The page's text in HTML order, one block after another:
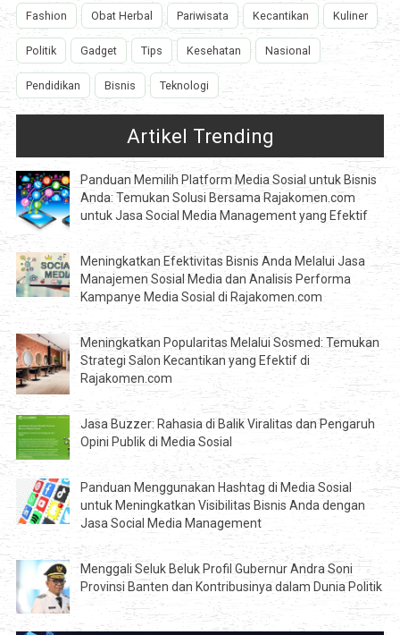
Fashion Obat Herbal Pariwisata Kecantikan Kuliner
Politik Gadget Tips Kesehatan Nasional
Pendidikan Bisnis Teknologi
Artikel Trending
Panduan Memilih Platform Media Sosial untuk Bisnis
Anda: Temukan Solusi Bersama Rajakomen.com
untuk Jasa Social Media Management yang Efektif
Meningkatkan Efektivitas Bisnis Anda Melalui Jasa
Manajemen Sosial Media dan Analisis Performa
Kampanye Media Sosial di Rajakomen.com
Meningkatkan Popularitas Melalui Sosmed: Temukan
Strategi Salon Kecantikan yang Efektif di
Rajakomen.com
Jasa Buzzer: Rahasia di Balik Viralitas dan Pengaruh
Opini Publik di Media Sosial
Panduan Menggunakan Hashtag di Media Sosial
untuk Meningkatkan Visibilitas Bisnis Anda dengan
Jasa Social Media Management
Menggali Seluk Beluk Profil Gubernur Andra Soni
Provinsi Banten dan Kontribusinya dalam Dunia Politik